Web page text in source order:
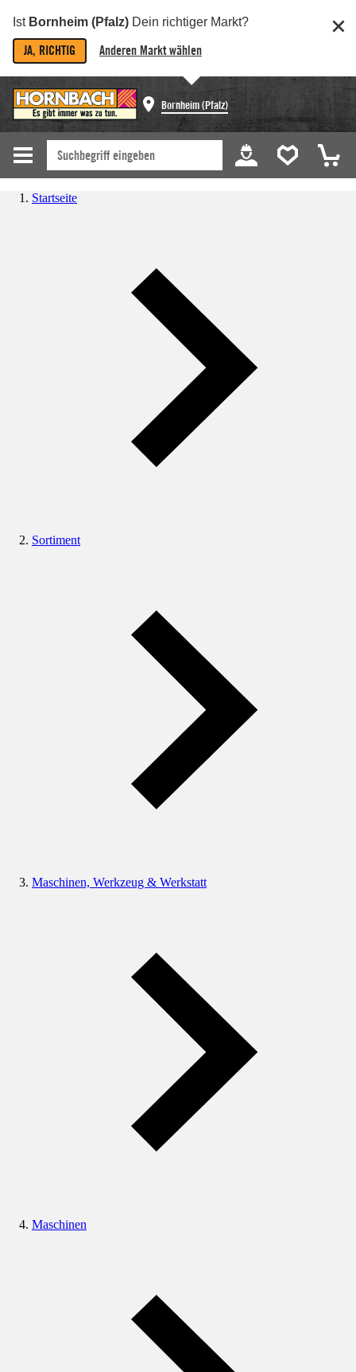
Ist Bornheim (Pfalz) Dein richtiger Markt?
JA, RICHTIG Anderen Markt wählen
Bornheim (Pfalz)
Startseite
Sortiment
Maschinen, Werkzeug & Werkstatt
Maschinen